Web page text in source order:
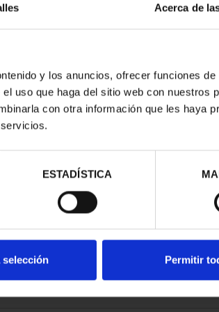
Acerca de
y los anuncios, ofrecer funciones de
uso que haga del sitio web con nuestros
con otra información que les haya
ESTADÍSTICA
selección Permitir